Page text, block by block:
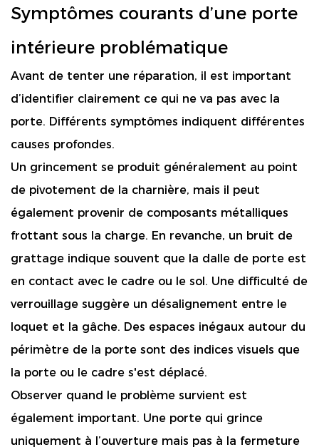
Symptômes courants d’une porte
intérieure problématique
Avant de tenter une réparation, il est important
d’identifier clairement ce qui ne va pas avec la
porte. Différents symptômes indiquent différentes
causes profondes.
Un grincement se produit généralement au point
de pivotement de la charnière, mais il peut
également provenir de composants métalliques
frottant sous la charge. En revanche, un bruit de
grattage indique souvent que la dalle de porte est
en contact avec le cadre ou le sol. Une difficulté de
verrouillage suggère un désalignement entre le
loquet et la gâche. Des espaces inégaux autour du
périmètre de la porte sont des indices visuels que
la porte ou le cadre s'est déplacé.
Observer quand le problème survient est
également important. Une porte qui grince
uniquement à l’ouverture mais pas à la fermeture